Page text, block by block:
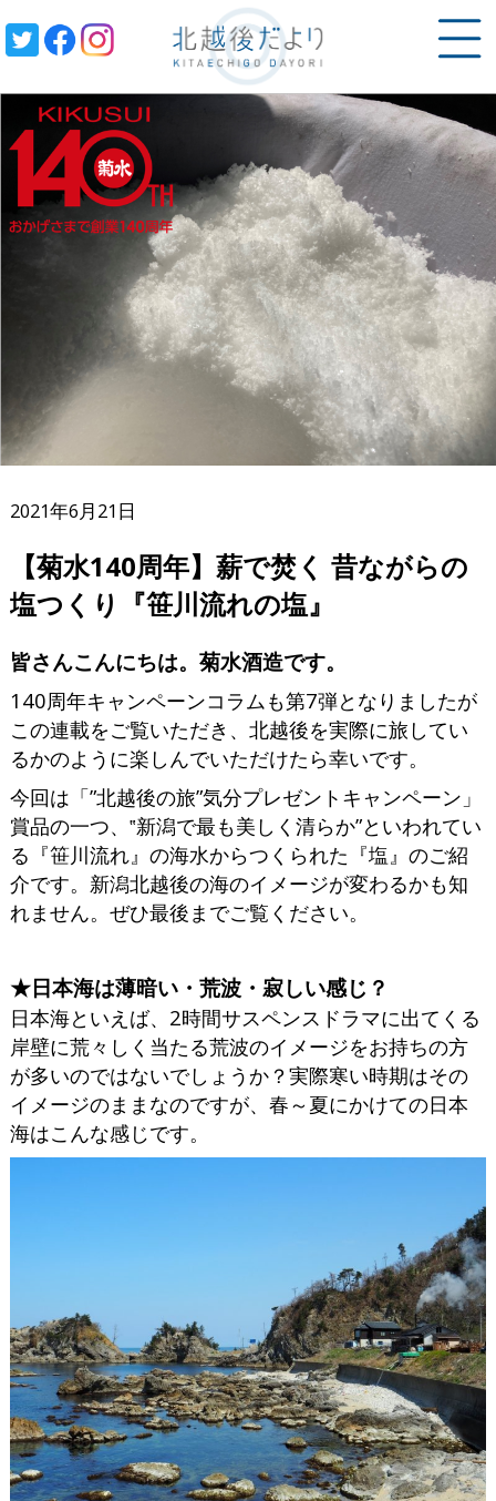
2021年6月21日
【菊水140周年】薪で焚く 昔ながらの
塩つくり『笹川流れの塩』
皆さんこんにちは。菊水酒造です。
140周年キャンペーンコラムも第7弾となりましたが
この連載をご覧いただき、北越後を実際に旅してい
るかのように楽しんでいただけたら幸いです。
今回は「”北越後の旅”気分プレゼントキャンペーン」
賞品の一つ、‟新潟で最も美しく清らか”といわれてい
る『笹川流れ』の海水からつくられた『塩』のご紹
介です。新潟北越後の海のイメージが変わるかも知
れません。ぜひ最後までご覧ください。
★日本海は薄暗い・荒波・寂しい感じ？
日本海といえば、2時間サスペンスドラマに出てくる
岸壁に荒々しく当たる荒波のイメージをお持ちの方
が多いのではないでしょうか？実際寒い時期はその
イメージのままなのですが、春～夏にかけての日本
海はこんな感じです。